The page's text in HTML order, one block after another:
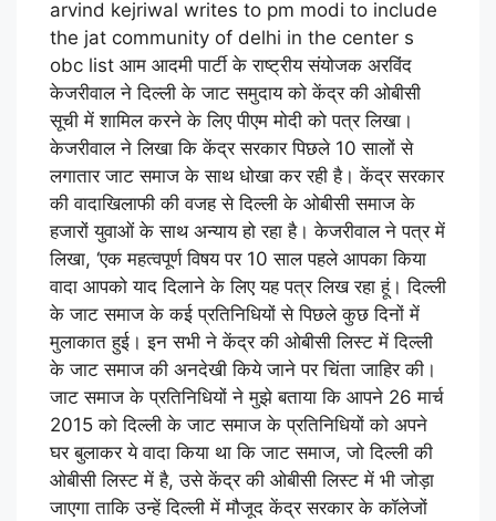
arvind kejriwal writes to pm modi to include
the jat community of delhi in the center s
obc list आम आदमी पार्टी के राष्ट्रीय संयोजक अरविंद
केजरीवाल ने दिल्ली के जाट समुदाय को केंद्र की ओबीसी
सूची में शामिल करने के लिए पीएम मोदी को पत्र लिखा।
केजरीवाल ने लिखा कि केंद्र सरकार पिछले 10 सालों से
लगातार जाट समाज के साथ धोखा कर रही है। केंद्र सरकार
की वादाखिलाफी की वजह से दिल्ली के ओबीसी समाज के
हजारों युवाओं के साथ अन्याय हो रहा है। केजरीवाल ने पत्र में
लिखा, ‘एक महत्वपूर्ण विषय पर 10 साल पहले आपका किया
वादा आपको याद दिलाने के लिए यह पत्र लिख रहा हूं। दिल्ली
के जाट समाज के कई प्रतिनिधियों से पिछले कुछ दिनों में
मुलाकात हुई। इन सभी ने केंद्र की ओबीसी लिस्ट में दिल्ली
के जाट समाज की अनदेखी किये जाने पर चिंता जाहिर की।
जाट समाज के प्रतिनिधियों ने मुझे बताया कि आपने 26 मार्च
2015 को दिल्ली के जाट समाज के प्रतिनिधियों को अपने
घर बुलाकर ये वादा किया था कि जाट समाज, जो दिल्ली की
ओबीसी लिस्ट में है, उसे केंद्र की ओबीसी लिस्ट में भी जोड़ा
जाएगा ताकि उन्हें दिल्ली में मौजूद केंद्र सरकार के कॉलेजों